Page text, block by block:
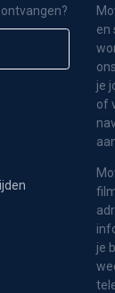
en
je
of
je